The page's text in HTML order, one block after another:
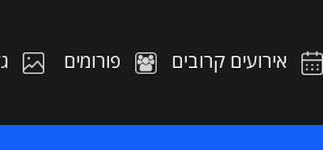
אירועים קרובים פורומים